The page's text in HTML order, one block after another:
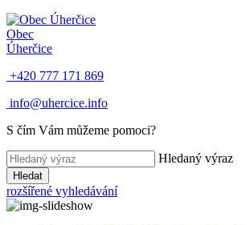
Obec
Úherčice
+420 777 171 869
info@uhercice.info
S čím Vám můžeme pomoci?
Hledaný výraz
Hledat
rozšířené vyhledávání